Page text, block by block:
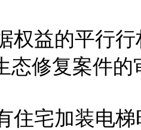
权益的平行
态修复案件
住宅加装电